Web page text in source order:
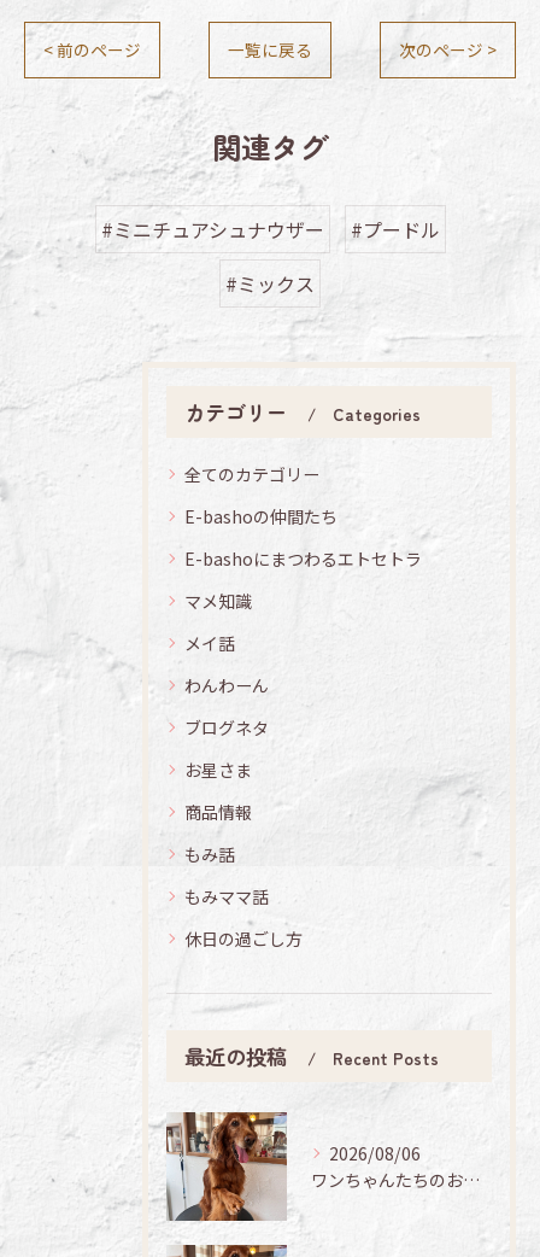
< 前のページ 一覧に戻る 次のページ >
関連タグ
#ミニチュアシュナウザー
#プードル
#ミックス
カテゴリー Categories
全てのカテゴリー
E-bashoの仲間たち
E-bashoにまつわるエトセトラ
マメ知識
メイ話
わんわーん
ブログネタ
お星さま
商品情報
もみ話
もみママ話
休日の過ごし方
最近の投稿 Recent Posts
2026/08/06
ワンちゃんたちのお手入れ日記🐶✨